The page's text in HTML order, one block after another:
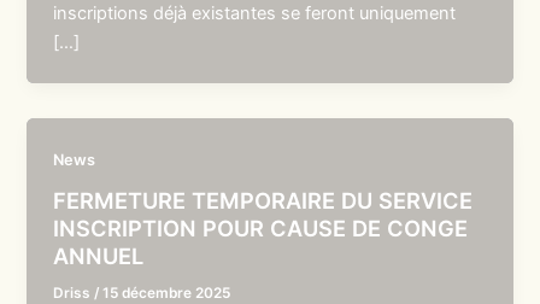
inscriptions déjà existantes se feront uniquement
[…]
News
FERMETURE TEMPORAIRE DU SERVICE
INSCRIPTION POUR CAUSE DE CONGE
ANNUEL
Driss /15 décembre 2025